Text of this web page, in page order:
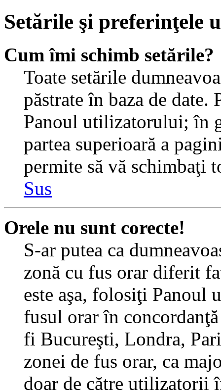
Setările şi preferinţele
Cum îmi schimb setările?
Toate setările
păstrate în baza de
Panoul utilizatorului; în
partea superioară a
permite să vă schimbaţi
Sus
Orele nu sunt corecte!
S-ar putea ca
zonă cu fus orar diferit
este aşa, folosiţi
fusul orar în
fi Bucureşti, Londra,
zonei de fus orar, ca
doar de către utilizatorii